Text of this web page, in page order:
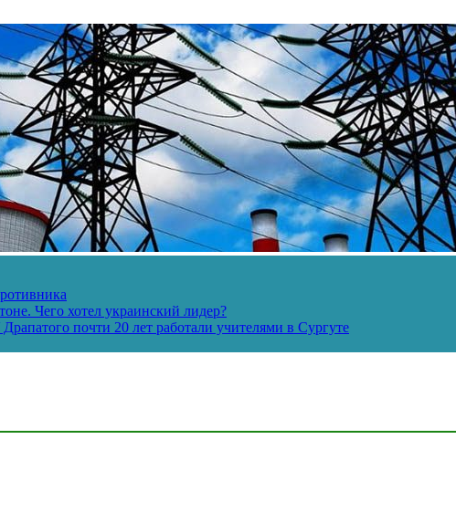
Чего хотел украинский лидер?
почти 20 лет работали учителями в Сургуте